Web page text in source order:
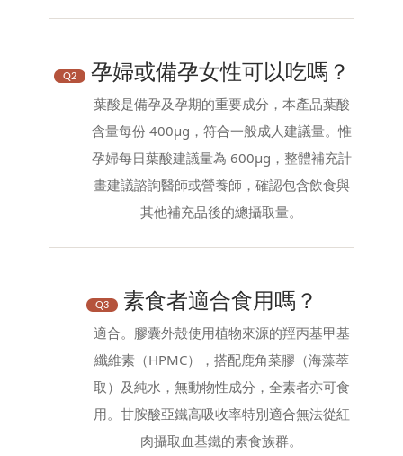
Q2 孕婦或備孕女性可以吃嗎？
葉酸是備孕及孕期的重要成分，本產品葉酸
含量每份 400μg，符合一般成人建議量。惟
孕婦每日葉酸建議量為 600μg，整體補充計
畫建議諮詢醫師或營養師，確認包含飲食與
其他補充品後的總攝取量。
Q3 素食者適合食用嗎？
適合。膠囊外殼使用植物來源的羥丙基甲基
纖維素（HPMC），搭配鹿角菜膠（海藻萃
取）及純水，無動物性成分，全素者亦可食
用。甘胺酸亞鐵高吸收率特別適合無法從紅
肉攝取血基鐵的素食族群。